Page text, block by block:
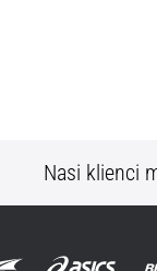
Nasi klienci